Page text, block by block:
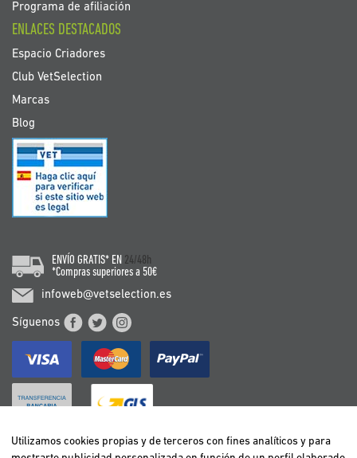
Programa de afiliación
ENLACES DESTACADOS
Espacio Criadores
Club VetSelection
Marcas
Blog
ENVÍO GRATIS* EN 24/48h
*Compras superiores a 50€
infoweb@vetselection.es
Síguenos
Utilizamos cookies propias y de terceros con fines analíticos y para